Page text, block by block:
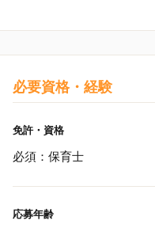
必要資格・経験
免許・資格
必須：保育士
応募年齢